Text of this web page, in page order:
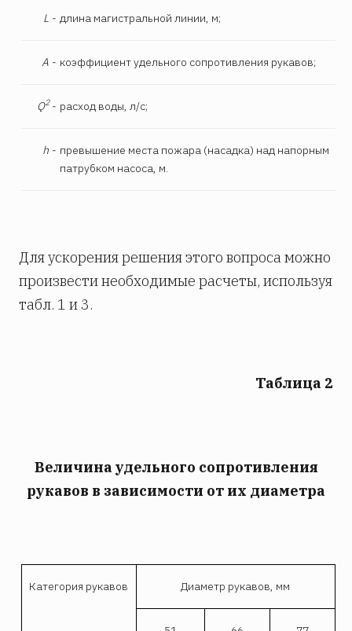
L - длина магистральной линии, м;
А - коэффициент удельного сопротивления рукавов;
Q2 - расход воды, л/с;
h - превышение места пожара (насадка) над напорным
патрубком насоса, м.
Для ускорения решения этого вопроса можно
произвести необходимые расчеты, используя
табл. 1 и 3.
Таблица 2
Величина удельного сопротивления
рукавов в зависимости от их диаметра
Категория рукавов Диаметр рукавов, мм